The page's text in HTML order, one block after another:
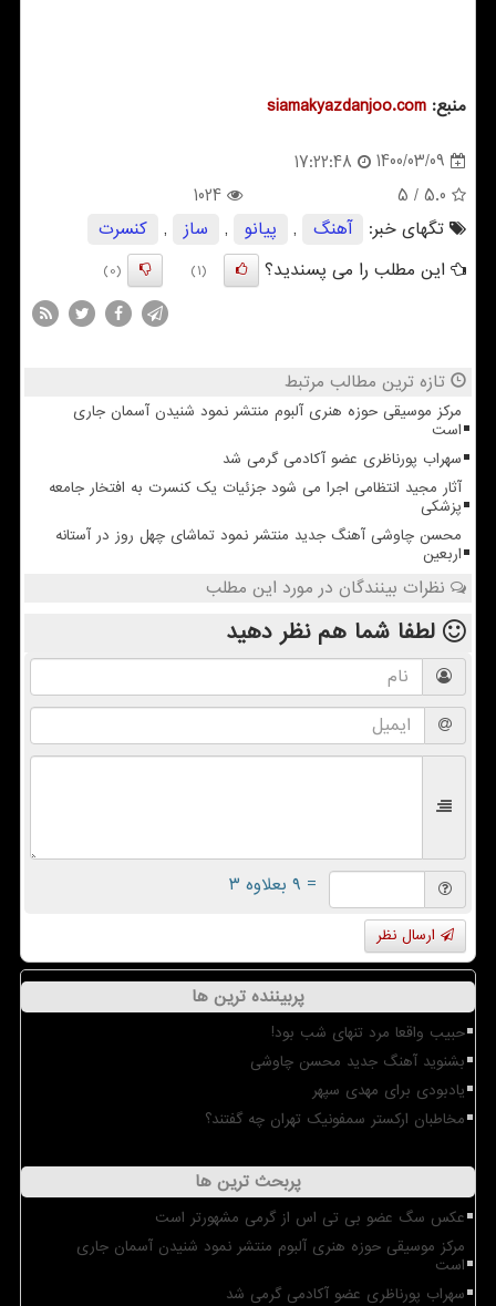
منبع: siamakyazdanjoo.com
1400/03/09
17:22:48
5.0
/ 5
1024
تگهای خبر:
آهنگ , پیانو , ساز ,
كنسرت
این مطلب را می پسندید؟
(1)
(0)
تازه ترین مطالب مرتبط
مرکز موسیقی حوزه هنری آلبوم منتشر نمود شنیدن آسمان جاری
است
سهراب پورناظری عضو آکادمی گرمی شد
آثار مجید انتظامی اجرا می شود جزئیات یک کنسرت به افتخار جامعه
پزشکی
محسن چاوشی آهنگ جدید منتشر نمود تماشای چهل روز در آستانه
اربعین
نظرات بینندگان در مورد این مطلب
لطفا شما همنظر دهید
= ۹ بعلاوه ۳
ارسال نظر
پربیننده ترین ها
حبیب واقعا مرد تنهای شب بود!
بشنوید آهنگ جدید محسن چاوشی
یادبودی برای مهدی سپهر
مخاطبان ارکستر سمفونیک تهران چه گفتند؟
پربحث ترین ها
عکس سگ عضو بی تی اس از گرمی مشهورتر است
مرکز موسیقی حوزه هنری آلبوم منتشر نمود شنیدن آسمان جاری
است
سهراب پورناظری عضو آکادمی گرمی شد